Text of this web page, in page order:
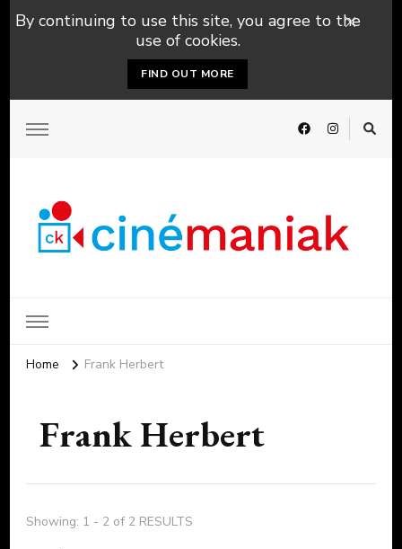
By continuing to use this site, you agree to the
use of cookies.
FIND OUT MORE
Home Frank Herbert
Frank Herbert
Showing: 1 - 2 of 2 RESULTS